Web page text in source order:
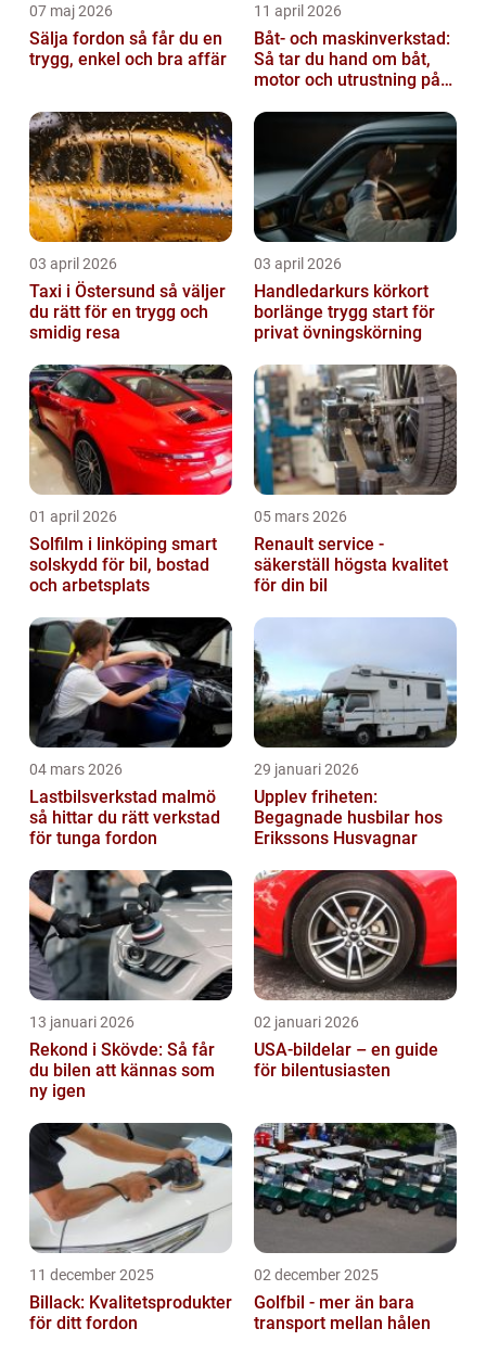
07 maj 2026
Sälja fordon så får du en
trygg, enkel och bra affär
11 april 2026
Båt- och maskinverkstad:
Så tar du hand om båt,
motor och utrustning på
03 april 2026
Taxi i Östersund så väljer
du rätt för en trygg och
smidig resa
03 april 2026
Handledarkurs körkort
borlänge trygg start för
privat övningskörning
01 april 2026
Solfilm i linköping smart
solskydd för bil, bostad
och arbetsplats
05 mars 2026
Renault service -
säkerställ högsta kvalitet
för din bil
04 mars 2026
Lastbilsverkstad malmö
så hittar du rätt verkstad
för tunga fordon
29 januari 2026
Upplev friheten:
Begagnade husbilar hos
Erikssons Husvagnar
13 januari 2026
Rekond i Skövde: Så får
du bilen att kännas som
ny igen
02 januari 2026
USA-bildelar – en guide
för bilentusiasten
11 december 2025
Billack: Kvalitetsprodukter
för ditt fordon
02 december 2025
Golfbil - mer än bara
transport mellan hålen